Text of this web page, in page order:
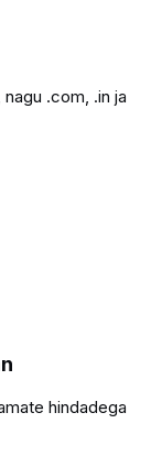
.com, .in ja
hindadega